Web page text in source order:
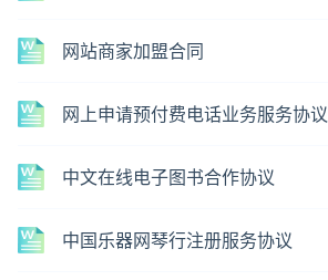
网站商家加盟合同
网上申请预付费电话业务服务协议
中文在线电子图书合作协议
中国乐器网琴行注册服务协议